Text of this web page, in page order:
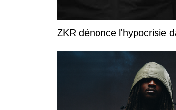
ZKR dénonce l'hypocrisie